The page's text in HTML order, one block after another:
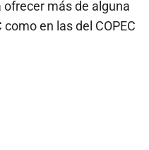
más de alguna
en las del COPEC